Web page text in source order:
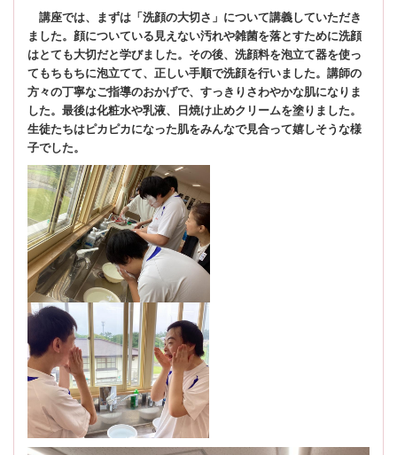
講座では、まずは「洗顔の大切さ」について講義していただき
ました。顔についている見えない汚れや雑菌を落とすために洗顔
はとても大切だと学びました。その後、洗顔料を泡立て器を使っ
てもちもちに泡立てて、正しい手順で洗顔を行いました。講師の
方々の丁寧なご指導のおかげで、すっきりさわやかな肌になりま
した。最後は化粧水や乳液、日焼け止めクリームを塗りました。
生徒たちはピカピカになった肌をみんなで見合って嬉しそうな様
子でした。